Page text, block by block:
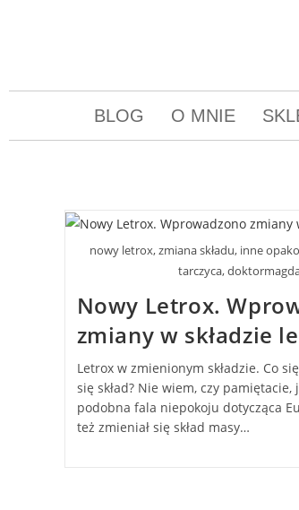
BLOG O MNIE
nowy letrox, zmiana składu, inne
tarczyca,
Nowy Letrox.
zmiany w składzie
Letrox w zmienionym składzie. Co
się skład? Nie wiem, czy
podobna fala niepokoju dotycząca
też zmieniał się skład masy…